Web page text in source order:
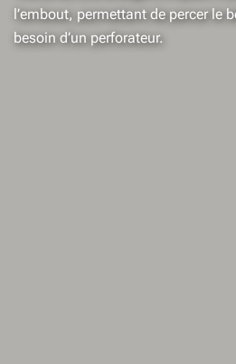
l’embout, permettant de percer le
besoin d’un perforateur.